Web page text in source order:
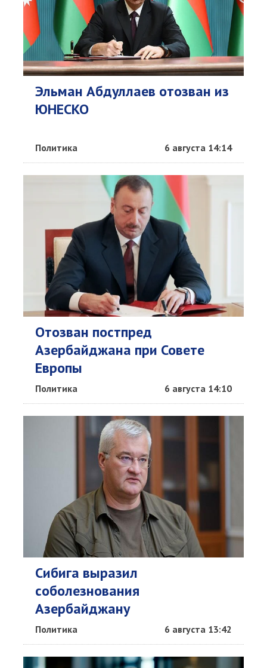
Эльман Абдуллаев отозван из
ЮНЕСКО
Политика 6 августа 14:14
Отозван постпред
Азербайджана при Совете
Европы
Политика 6 августа 14:10
Сибига выразил
соболезнования
Азербайджану
Политика 6 августа 13:42